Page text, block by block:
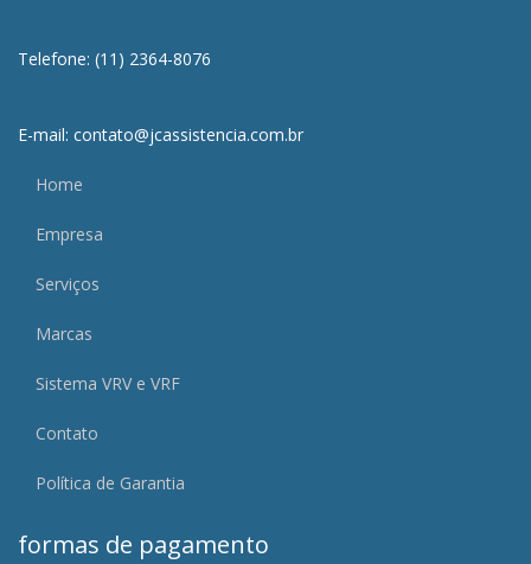
Telefone: (11) 2364-8076
E-mail: contato@jcassistencia.com.br
Home
Empresa
Serviços
Marcas
Sistema VRV e VRF
Contato
Política de Garantia
formas de pagamento